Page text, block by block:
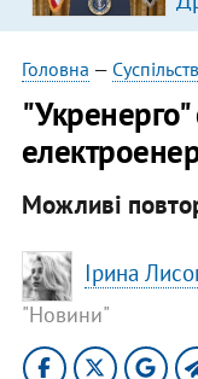
Головна —
Можливі
Ірина
"Новини"